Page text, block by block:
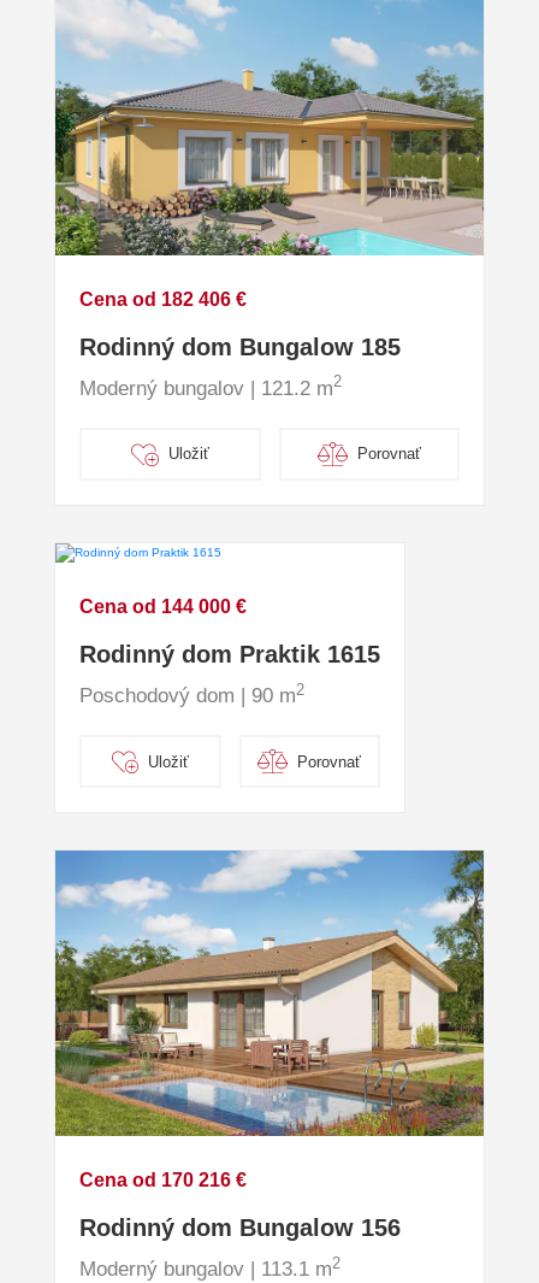
Cena od 182 406 €
Rodinný dom Bungalow 185
Moderný bungalov | 121.2 m2
Uložiť Porovnať
Cena od 144 000 €
Rodinný dom Praktik 1615
Poschodový dom | 90 m2
Uložiť Porovnať
Cena od 170 216 €
Rodinný dom Bungalow 156
Moderný bungalov | 113.1 m2